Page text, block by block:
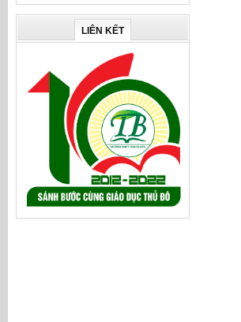
LIÊN KẾT